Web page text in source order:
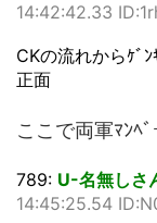
14:42:42.33
CKの流れからｹﾞ
正面
ここで両軍ﾏﾝﾍ
789: U-名無しさ
14:45:25.54